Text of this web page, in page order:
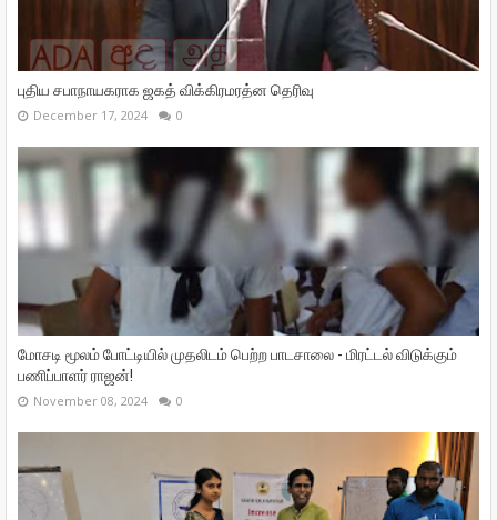
புதிய சபாநாயகராக ஜகத் விக்கிரமரத்ன தெரிவு
December 17, 2024 0
மோசடி மூலம் போட்டியில் முதலிடம் பெற்ற பாடசாலை - மிரட்டல் விடுக்கும்
பணிப்பாளர் ராஜன்!
November 08, 2024 0